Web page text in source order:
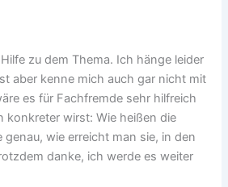
zu dem Thema. Ich hänge leider
aber kenne mich auch gar nicht mit
es für Fachfremde sehr hilfreich
konkreter wirst: Wie heißen die
genau, wie erreicht man sie, in den
danke, ich werde es weiter